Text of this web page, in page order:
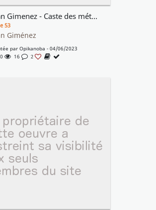
Juan Gimenez - Caste des méta-barons
53
Giménez
par Opikanoba - 04/06/2023
16 2